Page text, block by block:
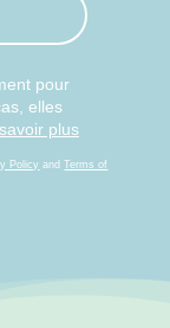
pour
elles
plus
Policy andTerms of